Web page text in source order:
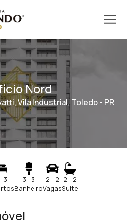
Nord
Vila Industrial, Toledo - PR
3
3 - 3
Banheiro
2 - 2
Vagas
2 - 2
Suite